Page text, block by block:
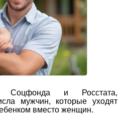
Соцфонда и Росстата,
мужчин, которые уходят
вместо женщин.